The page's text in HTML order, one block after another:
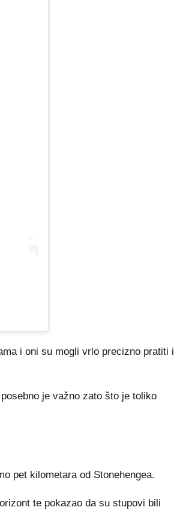
i oni su mogli vrlo precizno pratiti i
je važno zato što je toliko
pet kilometara od Stonehengea.
te pokazao da su stupovi bili